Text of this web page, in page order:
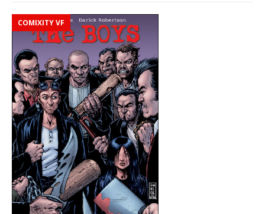
COMIXITY VF